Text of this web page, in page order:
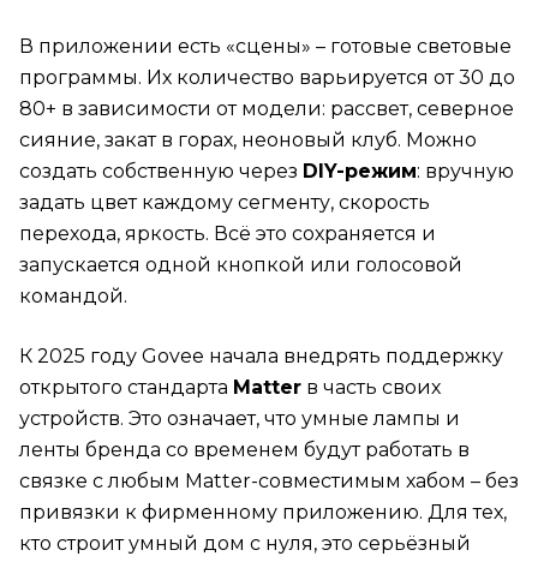
В приложении есть «сцены» – готовые световые
программы. Их количество варьируется от 30 до
80+ в зависимости от модели: рассвет, северное
сияние, закат в горах, неоновый клуб. Можно
создать собственную через DIY-режим: вручную
задать цвет каждому сегменту, скорость
перехода, яркость. Всё это сохраняется и
запускается одной кнопкой или голосовой
командой.
К 2025 году Govee начала внедрять поддержку
открытого стандарта Matter в часть своих
устройств. Это означает, что умные лампы и
ленты бренда со временем будут работать в
связке с любым Matter-совместимым хабом – без
привязки к фирменному приложению. Для тех,
кто строит умный дом с нуля, это серьёзный